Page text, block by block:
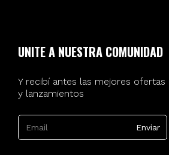
UNITE A NUESTRA COMUNIDAD
Y recibí antes las mejores ofertas
y lanzamientos